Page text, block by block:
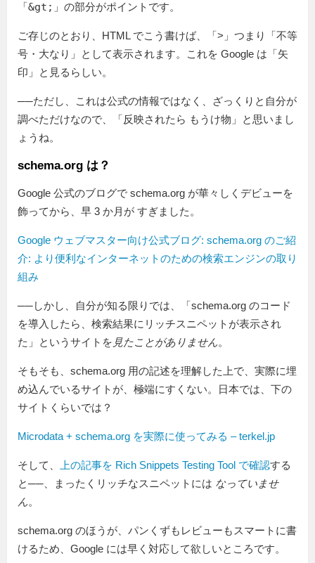
「&gt; 」の部分がポイントです。
ご存じのとおり、HTML でこう書けば、「>」つまり「不等
号・大なり」として表示されます。これを Google は「矢
印」と見るらしい。
──ただし、これは公式の情報ではなく、ざっくりと自分が
調べただけなので、「反映されたら もうけ物」と思いまし
ょうね。
schema.org は？
Google 公式のブログで schema.org が華々しくデビューを
飾ってから、早 3 か月が すぎました。
Google ウェブマスター向け公式ブログ: schema.org のご紹
介: より便利なインターネットのための検索エンジンの取り
組み
──しかし、自分が知る限りでは、「schema.org のコード
を導入したら、検索結果にリッチスニペットが表示され
た」というサイトを 見たことがありません。
そもそも、schema.org 用の記述を理解した上で、実際に埋
め込んでいるサイトが、極端にすくない。日本では、下の
サイトくらいでは？
Microdata + schema.org を実際に使ってみる – terkel.jp
そして、 上の記事を Rich Snippets Testing Tool で確認する
と──、まったくリッチなスニペットには なっていませ
ん。
schema.org のほうが、パンくずもレビューもスマートに書
けるため、Google には早く対応して欲しいところです。